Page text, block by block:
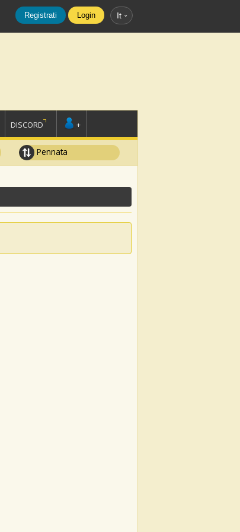
Registrati Login It
DISCORD +
Pennata